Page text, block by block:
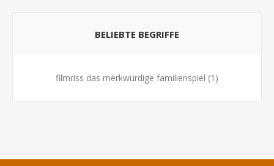
BELIEBTE BEGRIFFE
filmriss das merkwürdige familienspiel (1)